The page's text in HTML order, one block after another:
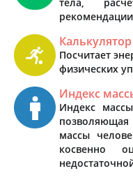
Посчитает
физических
Индекс
Индекс
позволяющая
массы
косвенно